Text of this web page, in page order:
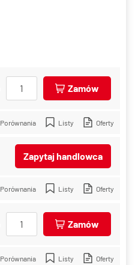
Zamów
Porównania Listy Oferty
Zapytaj handlowca
Porównania Listy Oferty
Zamów
Porównania Listy Oferty